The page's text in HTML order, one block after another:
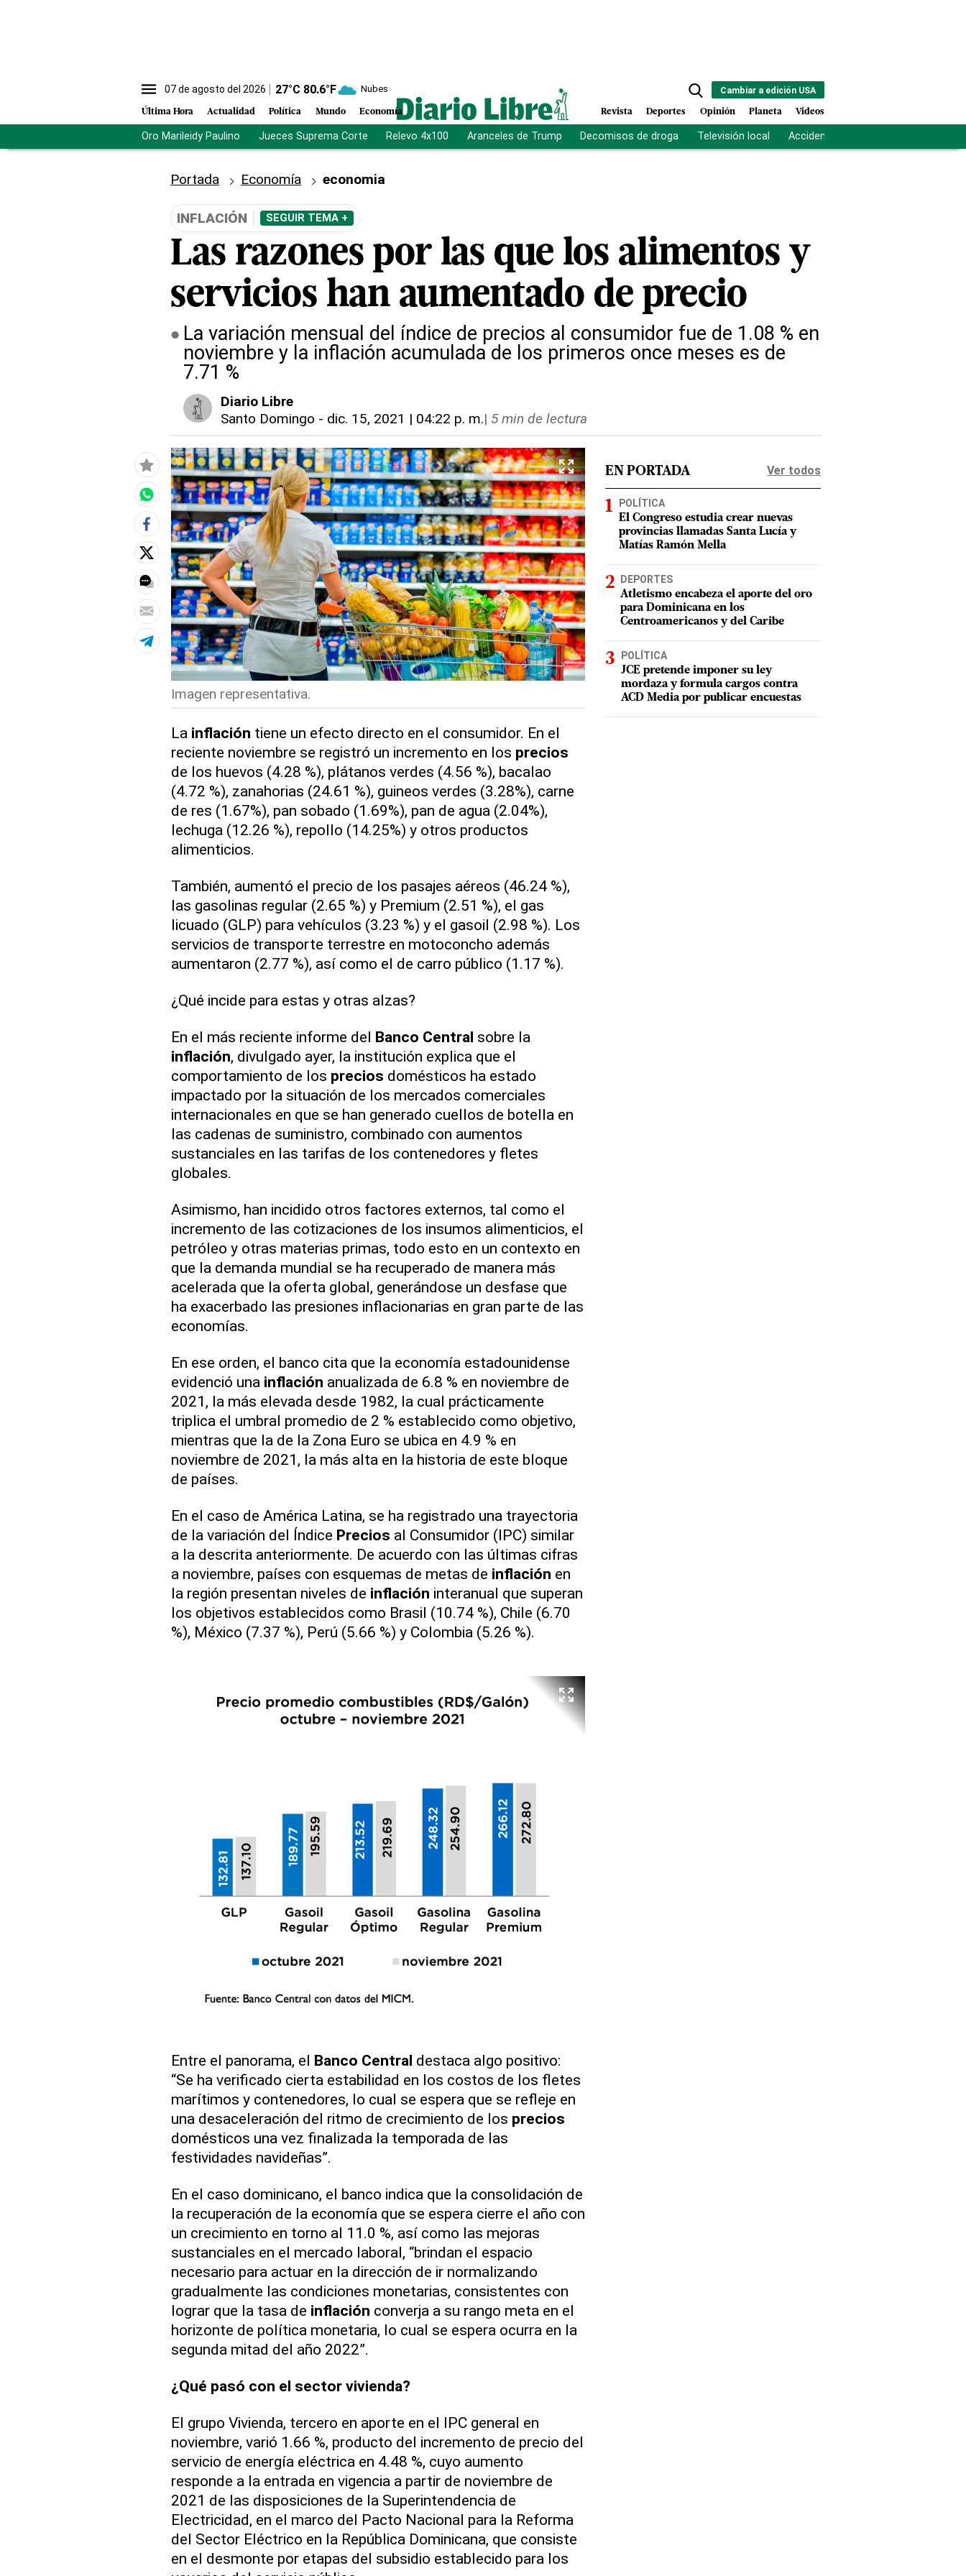
07 de agosto del 2026 27°C 80.6°F Nubes
Última Hora Actualidad Política Mundo Economía
Cambiar a edición USA
Revista Deportes Opinión Planeta Videos
Oro Marileidy Paulino Jueces Suprema Corte Relevo 4x100 Aranceles de Trump Decomisos de droga Televisión local Accidente Los Ríos
Portada Economía economia
INFLACIÓN SEGUIR TEMA +
Las razones por las que los alimentos y
servicios han aumentado de precio
La variación mensual del índice de precios al consumidor fue de 1.08 % en
noviembre y la inflación acumulada de los primeros once meses es de
7.71 %
Diario Libre
Santo Domingo - dic. 15, 2021 | 04:22 p. m.| 5 min de lectura
Imagen representativa.
La inflación tiene un efecto directo en el consumidor. En el
reciente noviembre se registró un incremento en los precios
de los huevos (4.28 %), plátanos verdes (4.56 %), bacalao
(4.72 %), zanahorias (24.61 %), guineos verdes (3.28%), carne
de res (1.67%), pan sobado (1.69%), pan de agua (2.04%),
lechuga (12.26 %), repollo (14.25%) y otros productos
alimenticios.
También, aumentó el precio de los pasajes aéreos (46.24 %),
las gasolinas regular (2.65 %) y Premium (2.51 %), el gas
licuado (GLP) para vehículos (3.23 %) y el gasoil (2.98 %). Los
servicios de transporte terrestre en motoconcho además
aumentaron (2.77 %), así como el de carro público (1.17 %).
¿Qué incide para estas y otras alzas?
En el más reciente informe del Banco Central sobre la
inflación, divulgado ayer, la institución explica que el
comportamiento de los precios domésticos ha estado
impactado por la situación de los mercados comerciales
internacionales en que se han generado cuellos de botella en
las cadenas de suministro, combinado con aumentos
sustanciales en las tarifas de los contenedores y fletes
globales.
Asimismo, han incidido otros factores externos, tal como el
incremento de las cotizaciones de los insumos alimenticios, el
petróleo y otras materias primas, todo esto en un contexto en
que la demanda mundial se ha recuperado de manera más
acelerada que la oferta global, generándose un desfase que
ha exacerbado las presiones inflacionarias en gran parte de las
economías.
En ese orden, el banco cita que la economía estadounidense
evidenció una inflación anualizada de 6.8 % en noviembre de
2021, la más elevada desde 1982, la cual prácticamente
triplica el umbral promedio de 2 % establecido como objetivo,
mientras que la de la Zona Euro se ubica en 4.9 % en
noviembre de 2021, la más alta en la historia de este bloque
de países.
En el caso de América Latina, se ha registrado una trayectoria
de la variación del Índice Precios al Consumidor (IPC) similar
a la descrita anteriormente. De acuerdo con las últimas cifras
a noviembre, países con esquemas de metas de inflación en
la región presentan niveles de inflación interanual que superan
los objetivos establecidos como Brasil (10.74 %), Chile (6.70
%), México (7.37 %), Perú (5.66 %) y Colombia (5.26 %).
Entre el panorama, el Banco Central destaca algo positivo:
“Se ha verificado cierta estabilidad en los costos de los fletes
marítimos y contenedores, lo cual se espera que se refleje en
una desaceleración del ritmo de crecimiento de los precios
domésticos una vez finalizada la temporada de las
festividades navideñas”.
En el caso dominicano, el banco indica que la consolidación de
la recuperación de la economía que se espera cierre el año con
un crecimiento en torno al 11.0 %, así como las mejoras
sustanciales en el mercado laboral, “brindan el espacio
necesario para actuar en la dirección de ir normalizando
gradualmente las condiciones monetarias, consistentes con
lograr que la tasa de inflación converja a su rango meta en el
horizonte de política monetaria, lo cual se espera ocurra en la
segunda mitad del año 2022”.
¿Qué pasó con el sector vivienda?
El grupo Vivienda, tercero en aporte en el IPC general en
noviembre, varió 1.66 %, producto del incremento de precio del
servicio de energía eléctrica en 4.48 %, cuyo aumento
responde a la entrada en vigencia a partir de noviembre de
2021 de las disposiciones de la Superintendencia de
Electricidad, en el marco del Pacto Nacional para la Reforma
del Sector Eléctrico en la República Dominicana, que consiste
en el desmonte por etapas del subsidio establecido para los
EN PORTADA Ver todos
POLÍTICA
El Congreso estudia crear nuevas
provincias llamadas Santa Lucía y
Matías Ramón Mella
DEPORTES
Atletismo encabeza el aporte del oro
para Dominicana en los
Centroamericanos y del Caribe
POLÍTICA
JCE pretende imponer su ley
mordaza y formula cargos contra
ACD Media por publicar encuestas